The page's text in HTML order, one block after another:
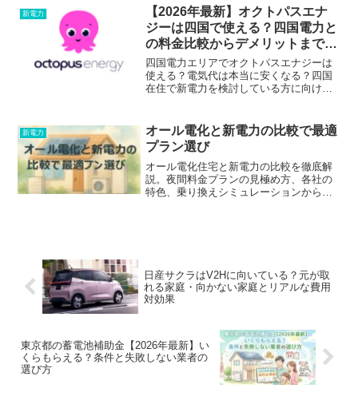
順を解説します。市場連動型の不安もス
ッキリ解消！
新電力
【2026年最新】オクトパスエナ
ジーは四国で使える？四国電力と
の料金比較からデメリットまで徹
底解説
四国電力エリアでオクトパスエナジーは
使える？電気代は本当に安くなる？四国
在住で新電力を検討している方に向け
のリスクまで分かりやすく解説します。
新電力
オール電化と新電力の比較で最適
プラン選び
オール電化住宅と新電力の比較を徹底解
説。夜間料金プランの見極め方、各社の
特色、乗り換えシミュレーションから停
日産サクラはV2Hに向いている？元が取
れる家庭・向かない家庭とリアルな費用
対効果
東京都の蓄電池補助金【2026年最新】い
くらもらえる？条件と失敗しない業者の
選び方